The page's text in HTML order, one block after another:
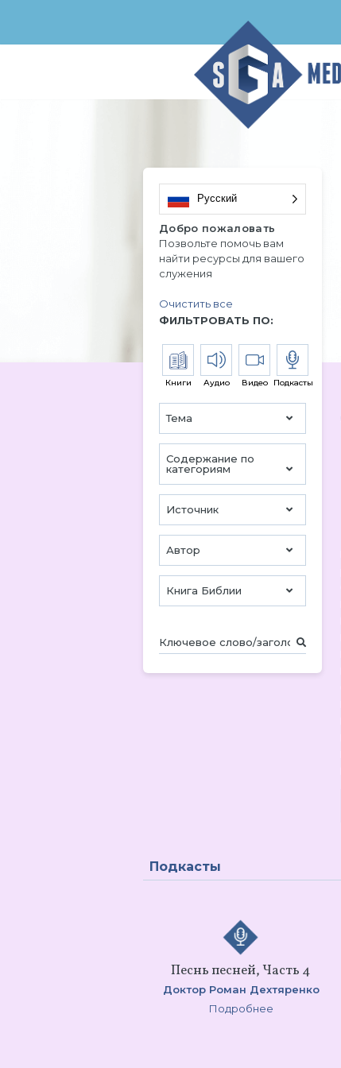
Русский
Добро пожаловать
Позвольте помочь вам
найти ресурсы для вашего
служения
Очистить все
ФИЛЬТРОВАТЬ ПО:
Книги Аудио Видео Подкасты
Тема
Содержание по
категориям
Источник
Автор
Книга Библии
Подкасты
Песнь песней, Часть 4
Доктор Роман Дехтяренко
Подробнее